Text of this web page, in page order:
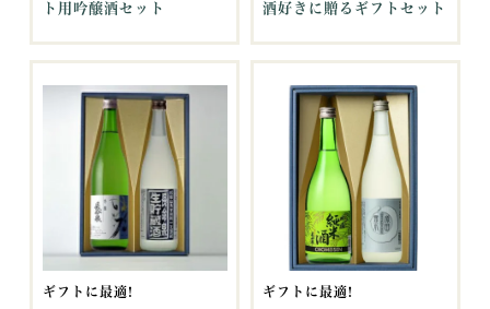
ト用吟醸酒セット
酒好きに贈るギフトセット
ギフトに最適! ギフトに最適!